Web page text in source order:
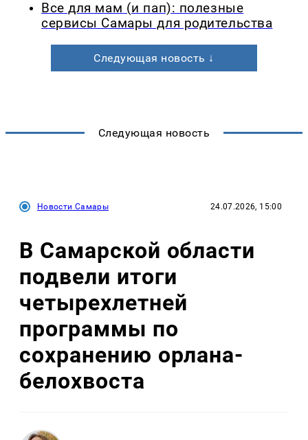
Все для мам (и пап): полезные
сервисы Самары для родительства
Следующая новость ↓
Следующая новость
Новости Самары 24.07.2026, 15:00
В Самарской области
подвели итоги
четырехлетней
программы по
сохранению орлана-
белохвоста